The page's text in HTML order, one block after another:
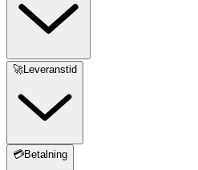
🚀Leveranstid
💳Betalning